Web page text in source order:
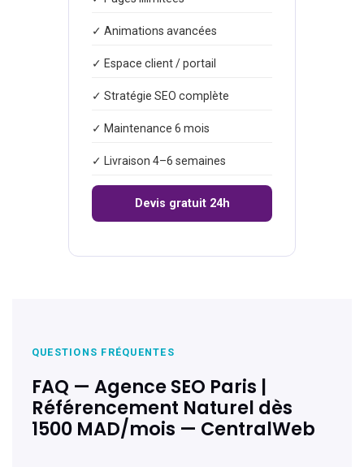
✓ Animations avancées
✓ Espace client / portail
✓ Stratégie SEO complète
✓ Maintenance 6 mois
✓ Livraison 4–6 semaines
Devis gratuit 24h
QUESTIONS FRÉQUENTES
FAQ — Agence SEO Paris |
Référencement Naturel dès
1500 MAD/mois — CentralWeb